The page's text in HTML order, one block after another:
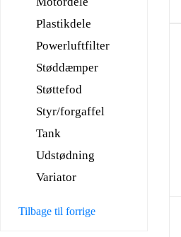
Plastikdele
Powerluftfilter
Støddæmper
Støttefod
Styr/forgaffel
Tank
Udstødning
Variator
Tilbage til forrige